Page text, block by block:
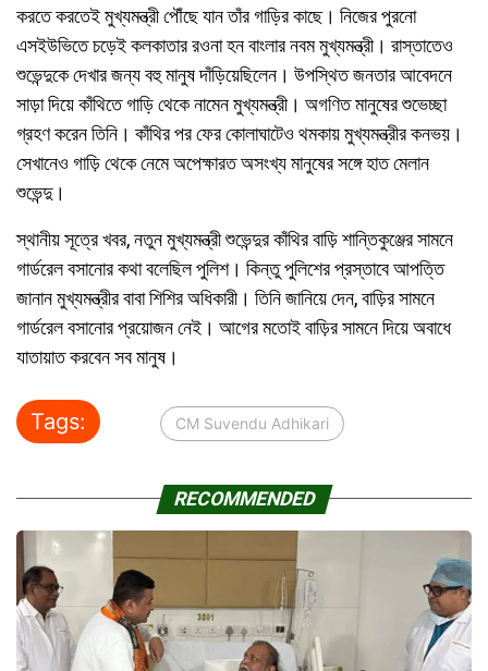
করতে করতেই মুখ্যমন্ত্রী পৌঁছে যান তাঁর গাড়ির কাছে। নিজের পুরনো
এসইউভিতে চড়েই কলকাতার রওনা হন বাংলার নবম মুখ্যমন্ত্রী। রাস্তাতেও
শুভেন্দুকে দেখার জন্য বহু মানুষ দাঁড়িয়েছিলেন। উপস্থিত জনতার আবেদনে
সাড়া দিয়ে কাঁথিতে গাড়ি থেকে নামেন মুখ্যমন্ত্রী। অগণিত মানুষের শুভেচ্ছা
গ্রহণ করেন তিনি। কাঁথির পর ফের কোলাঘাটেও থমকায় মুখ্যমন্ত্রীর কনভয়।
সেখানেও গাড়ি থেকে নেমে অপেক্ষারত অসংখ্য মানুষের সঙ্গে হাত মেলান
শুভেন্দু।
স্থানীয় সূত্রে খবর, নতুন মুখ্যমন্ত্রী শুভেন্দুর কাঁথির বাড়ি শান্তিকুঞ্জের সামনে
গার্ডরেল বসানোর কথা বলেছিল পুলিশ। কিন্তু পুলিশের প্রস্তাবে আপত্তি
জানান মুখ্যমন্ত্রীর বাবা শিশির অধিকারী। তিনি জানিয়ে দেন, বাড়ির সামনে
গার্ডরেল বসানোর প্রয়োজন নেই। আগের মতোই বাড়ির সামনে দিয়ে অবাধে
যাতায়াত করবেন সব মানুষ।
Tags: CM Suvendu Adhikari
RECOMMENDED